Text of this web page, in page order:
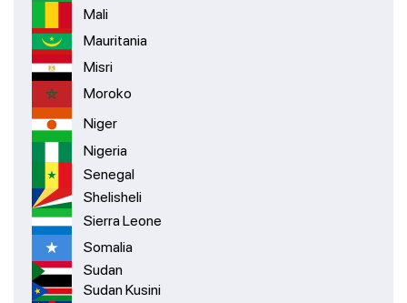
Mali
Mauritania
Misri
Moroko
Niger
Nigeria
Senegal
Shelisheli
Sierra Leone
Somalia
Sudan
Sudan Kusini